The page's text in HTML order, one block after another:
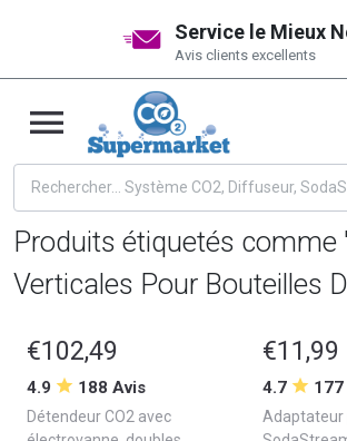
Service le Mieux
Avis clients excellents
Produits étiquetés comme
Verticales Pour Bouteilles
€102,49
4.9 188 Avis
Détendeur CO2 avec
€11,99
4.7
Adaptateur